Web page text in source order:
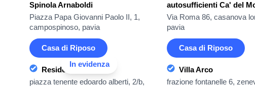
Spinola Arnaboldi
Piazza Papa Giovanni Paolo II, 1,
campospinoso, pavia
autosufficienti Ca' del
Via Roma 86, casanova
pavia
In evidenza
Casa di Riposo
Residenza Lonati
piazza tenente edoardo alberti, 2/b,
Casa di Riposo
Villa Arco
frazione fontanelle 6,